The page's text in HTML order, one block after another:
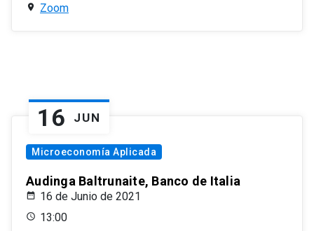
Zoom
16 JUN
Microeconomía Aplicada
Audinga Baltrunaite, Banco de Italia
16 de Junio de 2021
13:00